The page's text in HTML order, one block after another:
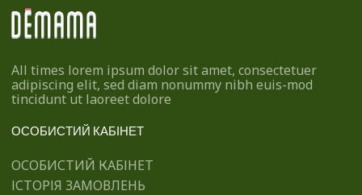
All times lorem ipsum dolor sit amet, consectetuer
adipiscing elit, sed diam nonummy nibh euis-mod
tincidunt ut laoreet dolore
ОСОБИСТИЙ КАБІНЕТ
ОСОБИСТИЙ КАБІНЕТ
ІСТОРІЯ ЗАМОВЛЕНЬ